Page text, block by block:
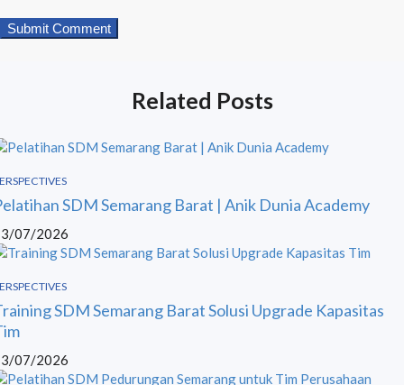
Related Posts
SDM Semarang Barat | Anik Dunia Academy
07/2026
SDM Semarang Barat Solusi Upgrade Kapasitas
07/2026